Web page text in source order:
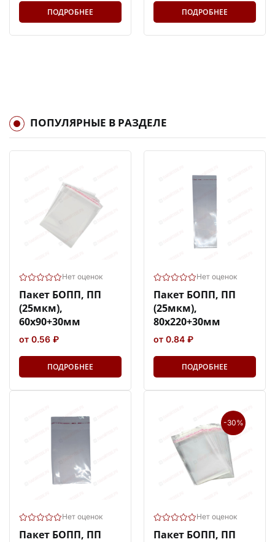
ПОДРОБНЕЕ ПОДРОБНЕЕ
ПОПУЛЯРНЫЕ В РАЗДЕЛЕ
Нет оценок
Пакет БОПП, ПП
(25мкм),
60х90+30мм
от 0.56 ₽
ПОДРОБНЕЕ
Нет оценок
Пакет БОПП, ПП
(25мкм),
80х220+30мм
от 0.84 ₽
ПОДРОБНЕЕ
Нет оценок
Пакет БОПП, ПП
-30%
Нет оценок
Пакет БОПП, ПП